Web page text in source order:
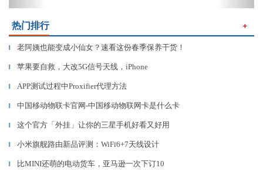
热门排行 ＋
▎ 老阿姨也能变成小仙女？速看这份春季保养干货！
▎ 苹果要自救，大改5G信号天线，iPhone
▎ APP测试过程中Proxifier代理方法
▎ 中国移动物联卡官网-中国移动物联网卡是什么卡
▎ 这个官方「外挂」让你的三星手机好看又好用
▎ 小米旗舰路由新品评测：WiFi6+7天线设计
▎ 比MINI还萌的电动货车，亚马逊一次下订10